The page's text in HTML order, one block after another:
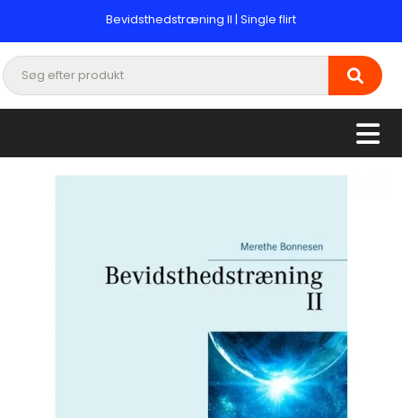
Bevidsthedstræning II | Single flirt